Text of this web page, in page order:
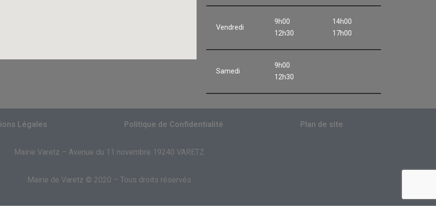
Vendredi
9h00
12h30
14h00
17h00
Samedi
9h00
12h30
Légales Politique de Confidentialité Plan de site
Mairie Varetz – Avenue du 11 novembre 19240 VARETZ
Mairie de Varetz © 2020 – Tous droits réservés